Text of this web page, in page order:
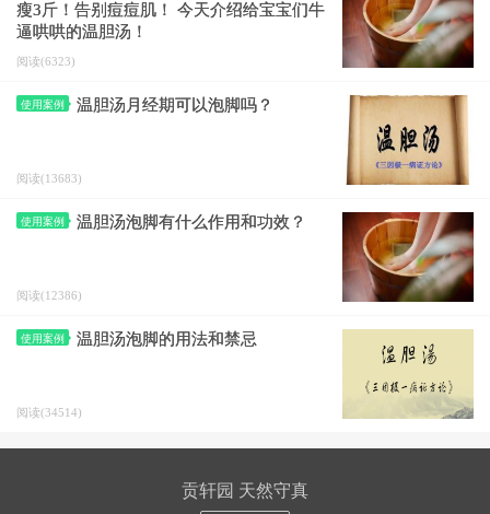
瘦3斤！告别痘痘肌！ 今天介绍给宝宝们牛
逼哄哄的温胆汤！
阅读(6323)
使用案例 温胆汤月经期可以泡脚吗？
阅读(13683)
使用案例 温胆汤泡脚有什么作用和功效？
阅读(12386)
使用案例 温胆汤泡脚的用法和禁忌
阅读(34514)
贡轩园 天然守真